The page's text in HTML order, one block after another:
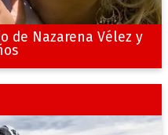
de Nazarena Vélez y